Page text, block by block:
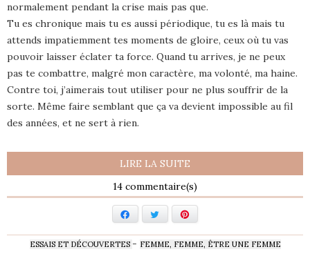
normalement pendant la crise mais pas que.
Tu es chronique mais tu es aussi périodique, tu es là mais tu
attends impatiemment tes moments de gloire, ceux où tu vas
pouvoir laisser éclater ta force. Quand tu arrives, je ne peux
pas te combattre, malgré mon caractère, ma volonté, ma haine.
Contre toi, j’aimerais tout utiliser pour ne plus souffrir de la
sorte. Même faire semblant que ça va devient impossible au fil
des années, et ne sert à rien.
LIRE LA SUITE
14
FacebookTwitter
ESSAIS ET DÉCOUVERTES - FEMME, FEMME, ÊTRE UNE FEMME